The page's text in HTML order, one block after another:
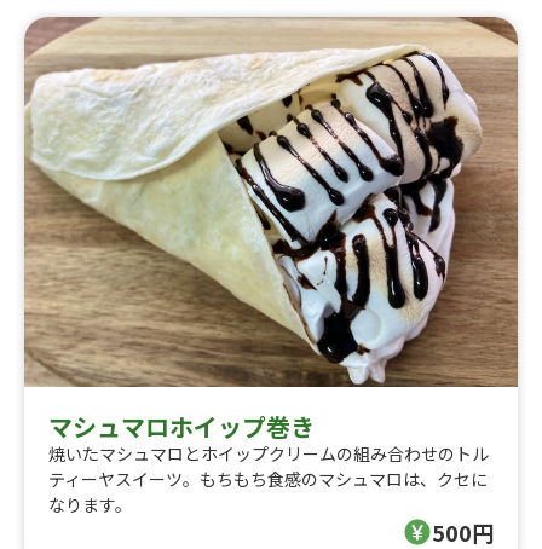
マシュマロホイップ巻き
焼いたマシュマロとホイップクリームの組み合わせのトル
ティーヤスイーツ。もちもち食感のマシュマロは、クセに
なります。
500円